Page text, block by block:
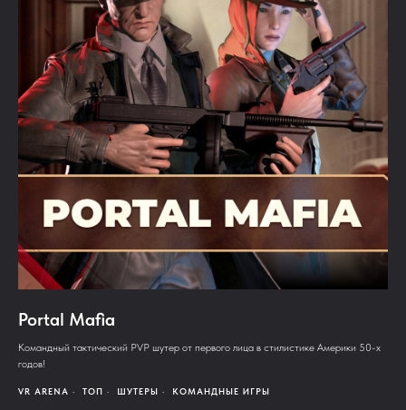
Portal Mafia
Командный тактический PVP шутер от первого лица в стилистике Америки 50-х
годов!
VR ARENA ТОП ШУТЕРЫ КОМАНДНЫЕ ИГРЫ